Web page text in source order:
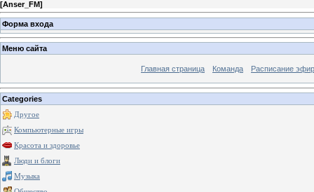
[Anser_FM]
Форма входа
Меню сайта
Главная страница Команда Расписание
Categories
Другое
Компьютерные игры
Красота и здоровье
Люди и блоги
Музыка